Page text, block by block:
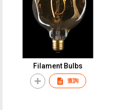
Filament Bulbs
查詢